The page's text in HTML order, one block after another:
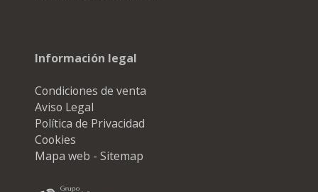
Información legal
Condiciones de venta
Aviso Legal
Política de Privacidad
Cookies
Mapa web - Sitemap